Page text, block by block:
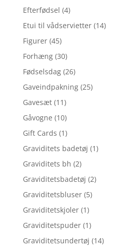
Efterfødsel (4)
Etui til vådservietter (14)
Figurer (45)
Forhæng (30)
Fødselsdag (26)
Gaveindpakning (25)
Gavesæt (11)
Gåvogne (10)
Gift Cards (1)
Graviditets badetøj (1)
Graviditets bh (2)
Graviditetsbadetøj (2)
Graviditetsbluser (5)
Graviditetskjoler (1)
Graviditetspuder (1)
Graviditetsundertøj (14)